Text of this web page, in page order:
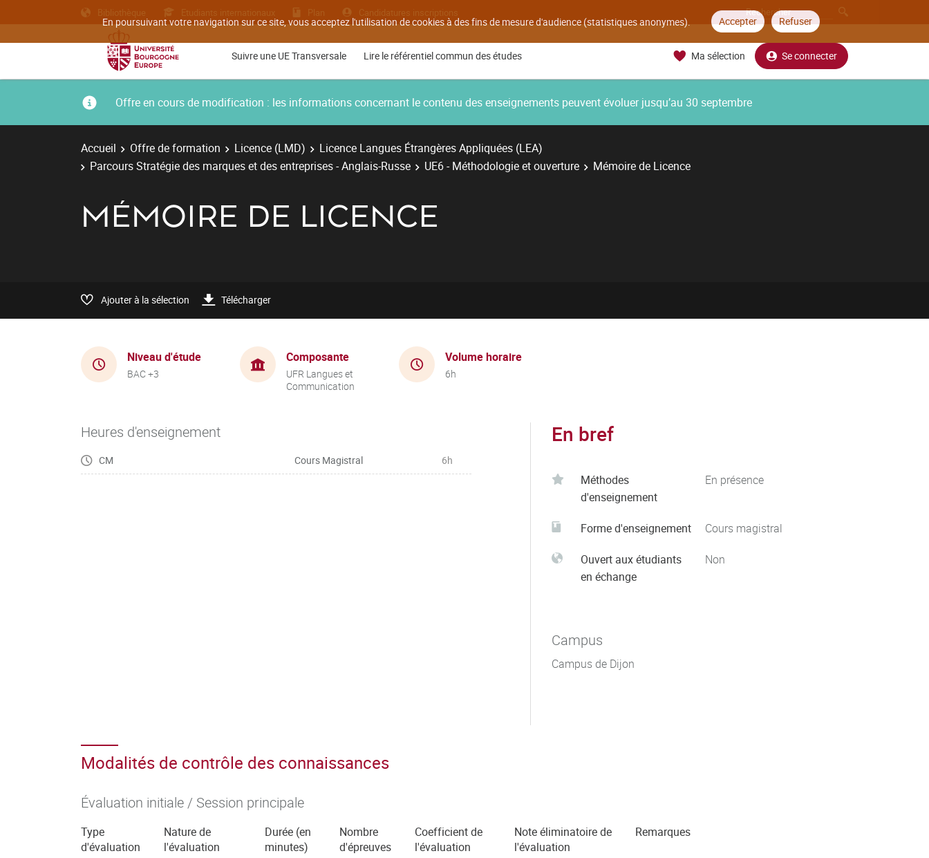
En poursuivant votre navigation sur ce site, vous acceptez l'utilisation de cookies à des fins de mesure d'audience (statistiques anonymes). Accepter Refuser
Bibliothèque Etudiants internationaux Plan Candidatures inscriptions
Suivre une UE Transversale Lire le référentiel commun des études Ma sélection Se connecter
Offre en cours de modification : les informations concernant le contenu des enseignements peuvent évoluer jusqu’au 30 septembre
Accueil Offre de formation Licence (LMD)
Licence Langues Étrangères Appliquées (LEA)
Parcours Stratégie des marques et des entreprises - Anglais-Russe
UE6 - Méthodologie et ouverture Mémoire de Licence
MÉMOIRE DE LICENCE
Ajouter à la sélection Télécharger
Niveau d'étude
BAC +3
Composante
UFR Langues et
Communication
Volume horaire
6h
Heures d'enseignement
CM Cours Magistral 6h
En bref
Méthodes
d'enseignement
En présence
Forme d'enseignement Cours magistral
Ouvert aux étudiants
en échange
Non
Campus
Campus de Dijon
Modalités de contrôle des connaissances
Évaluation initiale / Session principale
Type
d'évaluation
Nature de
l'évaluation
Durée (en
minutes)
Nombre
d'épreuves
Coefficient de
l'évaluation
Note éliminatoire de
l'évaluation
Remarques